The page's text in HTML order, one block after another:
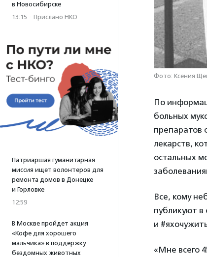
в Новосибирске
13:15 · Прислано НКО
Патриаршая гуманитарная
миссия ищет волонтеров для
ремонта домов в Донецке
и Горловке
12:59
В Москве пройдет акция
«Кофе для хорошего
мальчика» в поддержку
бездомных животных
Фото: Ксения
По
больных
препаратов
лекарств,
остальных
Все, кому
публикуют в
и
«Мне всего